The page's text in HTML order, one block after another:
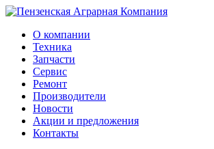
О компании
Техника
Запчасти
Сервис
Ремонт
Производители
Новости
Акции и предложения
Контакты